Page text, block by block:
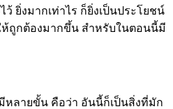
ยิ่งมากเท่าไร ก็ยิ่งเป็นประโยชน์
ห้ถูกต้องมากขึ้น สำหรับในตอนนี้มี
หลายขั้น คือว่า อันนี้ก็เป็นสิ่งที่มัก